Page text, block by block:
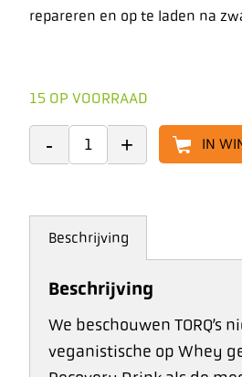
repareren en op te laden na
15 OP VOORRAAD
IN
Beschrijving
Beschrijving
We beschouwen TORQ’s
veganistische op Whey